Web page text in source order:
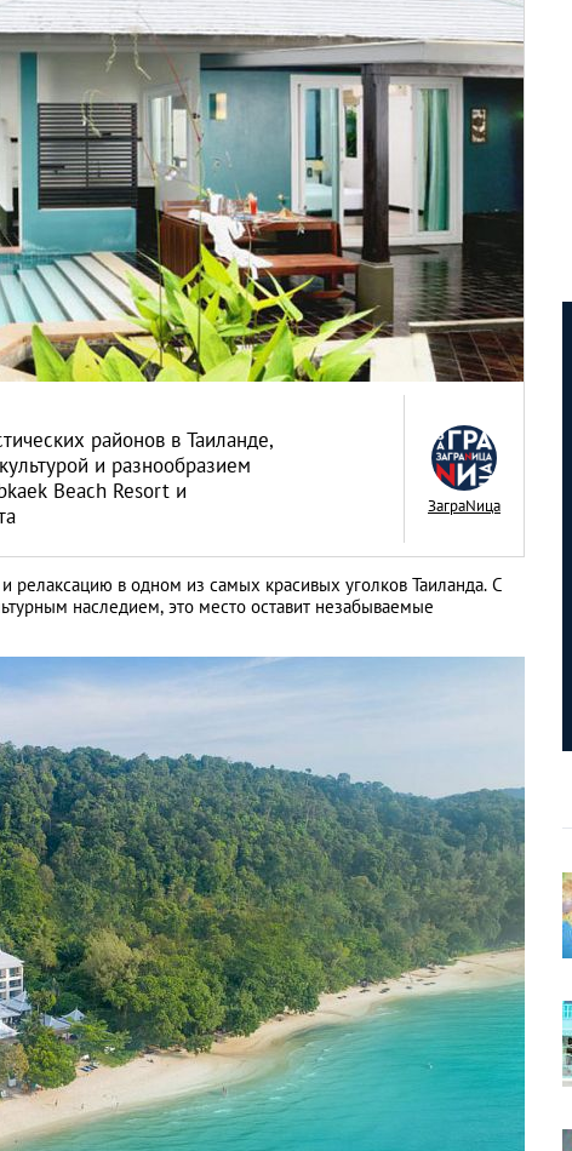
районов в Таиланде,
и разнообразием
Beach Resort и
ЗаграNица
в одном из самых красивых уголков Таиланда. С
наследием, это место оставит незабываемые
ТОП-5 храмов Пхукета,
МЕСТА/МАРШРУТЫ